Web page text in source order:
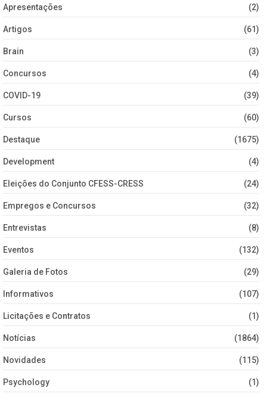
Apresentações (2)
Artigos (61)
Brain (3)
Concursos (4)
COVID-19 (39)
Cursos (60)
Destaque (1675)
Development (4)
Eleições do Conjunto CFESS-CRESS (24)
Empregos e Concursos (32)
Entrevistas (8)
Eventos (132)
Galeria de Fotos (29)
Informativos (107)
Licitações e Contratos (1)
Notícias (1864)
Novidades (115)
Psychology (1)